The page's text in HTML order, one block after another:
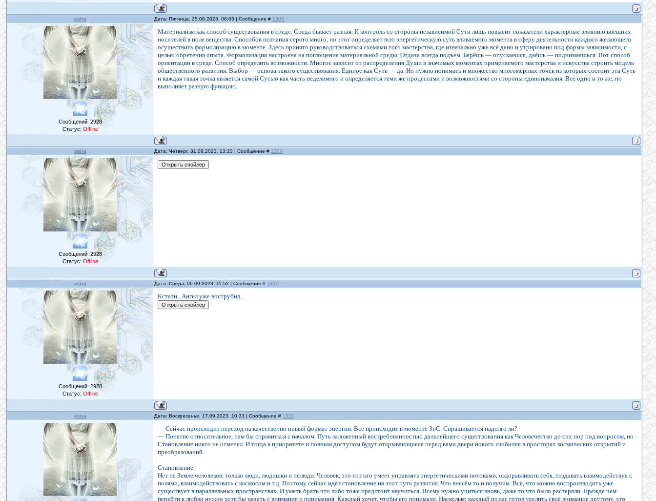
asira Дата: Пятница, 25.08.2023, 08:03 | Сообщение # 1308
Сообщений: 2928
Статус: Offline
Материализм как способ существования в среде. Среда бывает разная. И контроль со стороны независимой Сути лишь повысит показатели характерные влиянию внешних
носителей в поле вещества. Способов познания серого много, но этот определяет всю энергетическую суть вливаемого момента в сферу деятельности каждого желающего
осуществить формолизацию в моменте. Здесь принято руководствоваться схемами того мастерства, где изначально уже всё дано и утрировано под формы зависимости, с
целью обретения опыта. Формолизация настроена на поглощение материальной среды. Отдача всегда подъем. Берёшь — опускаешся, даёшь — поднимаешься. Вот способ
ориентации в среде. Способ определить возможности. Многое зависит от распределения Души в значимых моментах применяемого мастерства и искусства строить модель
общественного развития. Выбор — основа такого существования. Единое как Суть — да. Но нужно понимать и множество многомерных точек из которых состоит эта Суть
и каждая такая точка является самой Сутью как часть неделимого и определяется теми же процессами и возможностями со стороны единоначалия. Всё одно и то же, но
выполняет разную функцию.
asira Дата: Четверг, 31.08.2023, 13:23 | Сообщение # 1309
Сообщений: 2928
Статус: Offline
asira Дата: Среда, 06.09.2023, 11:52 | Сообщение # 1310
Сообщений: 2928
Статус: Offline
Кстати...Ангел уже вострубил...
asira Дата: Воскресенье, 17.09.2023, 10:33 | Сообщение # 1311
— Сейчас происходит переход на качественно новый формат энергии. Всё происходит в моменте ЗиС. Спрашивается надолго ли?
— Понятие относительное, нам бы справиться с началом. Путь заложенный востребованностью дальнейшего существования как Человечество до сих пор под вопросом, но
Становление никто не отменял. И тогда в приоритете и полным доступом будут открывающиеся перед вами двери нового изобилия в просторах космических открытий и
преобразований.
Становление.
Нет на Земле человеков, только люди, людишки и нелюди. Человек, это тот кто умеет управлять энергетическими потоками, оздоравливать себя, создавать взаимодействуя с
полями, взаимодействовать с космосом и т.д. Поэтому сейчас идёт становление на этот путь развития. Что внесём то и получим. Всё, что можно воспроизводить уже
существует в параллельных пространствах. И уметь брать что либо тоже предстоит научиться. Всему нужно учиться вновь, даже то что было растеряли. Прежде чем
перейти к любви нужно хотя бы начать с внимания и понимания. Каждый хочет, чтобы его понимали. Насколько каждый из нас готов уделить своё внимание другому, это